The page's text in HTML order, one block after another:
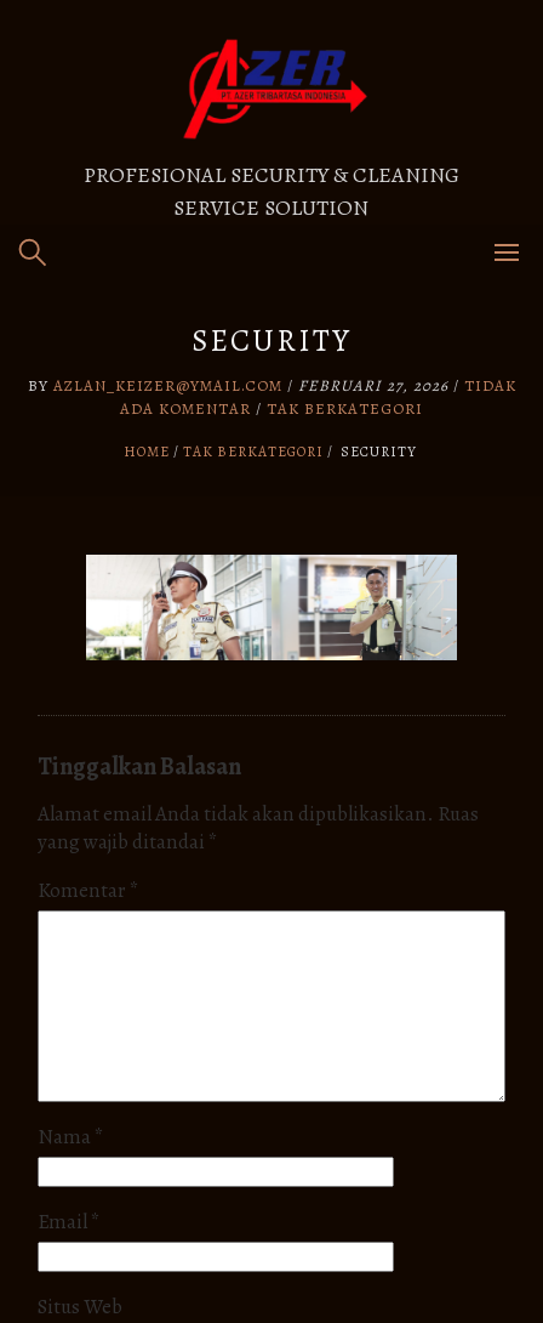
PROFESIONAL SECURITY & CLEANING
SERVICE SOLUTION
SECURITY
BY AZLAN_KEIZER@YMAIL.COM / FEBRUARI 27, 2026/ TIDAK
ADA KOMENTAR / TAK BERKATEGORI
HOME TAK BERKATEGORI / SECURITY
Tinggalkan Balasan
Alamat email Anda tidak akan dipublikasikan. Ruas
yang wajib ditandai *
Komentar *
Nama *
Email*
Situs Web